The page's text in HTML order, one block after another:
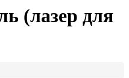
(лазер для